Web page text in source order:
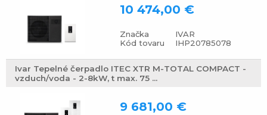
Značka
IVAR
Kód tovaru
IHP20785078
10 474,00 €
Ivar Tepelné čerpadlo ITEC XTR M-TOTAL COMPACT -
vzduch/voda - 2-8kW, t max. 75 ...
9 681,00 €